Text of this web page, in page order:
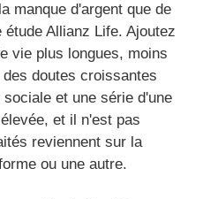
manque d'argent que de
Allianz Life. Ajoutez
vie plus longues, moins
doutes croissantes
et une série d'une
et il n'est pas
reviennent sur la
ou une autre.